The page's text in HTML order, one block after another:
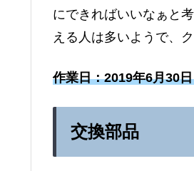
にできればいいなぁと
える人は多いようで、
作業日：2019年6月30
交換部品